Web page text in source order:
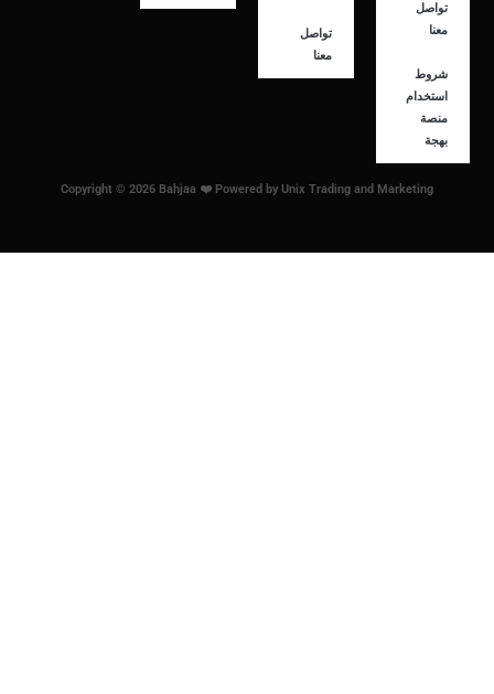
تواصل
معنا
تواصل
معنا
شروط
استخدام
منصة
بهجة
Copyright © 2026 Bahjaa ❤️ Powered by Unix Trading and Marketing